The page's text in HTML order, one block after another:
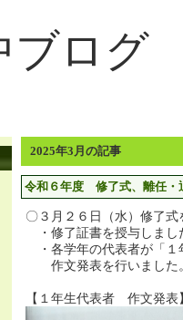
ブログ
2025年3月の記事
令和６年度 修了式、離任・
〇３月２６日（水）修了
・修了証書を授与しまし
・各学年の代表者が「１
作文発表を行いまし
【１年生代表者 作文発表